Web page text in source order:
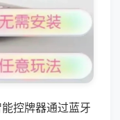
控牌器通过蓝牙